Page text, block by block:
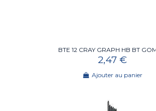
BTE 12 CRAY GRAPH HB BT
2,47 €
Ajouter au panier